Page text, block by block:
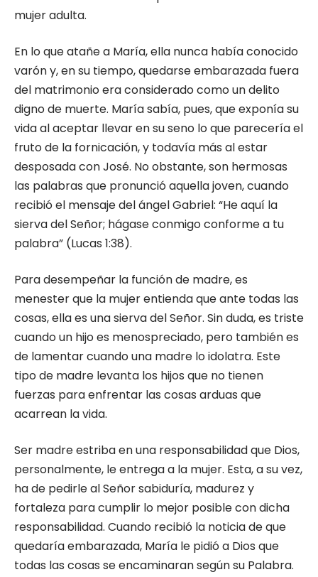
mujer adulta.
En lo que atañe a María, ella nunca había conocido
varón y, en su tiempo, quedarse embarazada fuera
del matrimonio era considerado como un delito
digno de muerte. María sabía, pues, que exponía su
vida al aceptar llevar en su seno lo que parecería el
fruto de la fornicación, y todavía más al estar
desposada con José. No obstante, son hermosas
las palabras que pronunció aquella joven, cuando
recibió el mensaje del ángel Gabriel: “He aquí la
sierva del Señor; hágase conmigo conforme a tu
palabra” (Lucas 1:38).
Para desempeñar la función de madre, es
menester que la mujer entienda que ante todas las
cosas, ella es una sierva del Señor. Sin duda, es triste
cuando un hijo es menospreciado, pero también es
de lamentar cuando una madre lo idolatra. Este
tipo de madre levanta los hijos que no tienen
fuerzas para enfrentar las cosas arduas que
acarrean la vida.
Ser madre estriba en una responsabilidad que Dios,
personalmente, le entrega a la mujer. Esta, a su vez,
ha de pedirle al Señor sabiduría, madurez y
fortaleza para cumplir lo mejor posible con dicha
responsabilidad. Cuando recibió la noticia de que
quedaría embarazada, María le pidió a Dios que
todas las cosas se encaminaran según su Palabra.